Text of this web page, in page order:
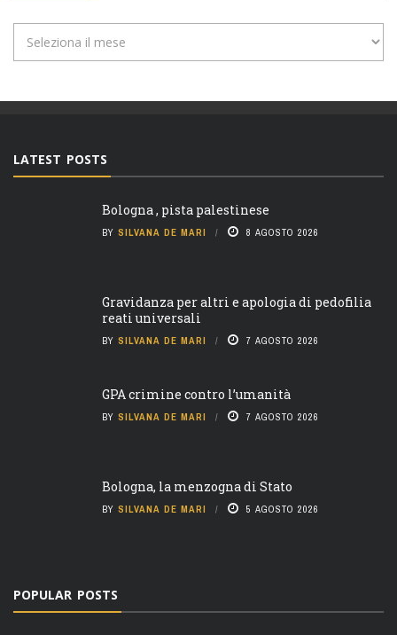
LATEST POSTS
Bologna , pista palestinese
BY SILVANA DE MARI 8 AGOSTO 2026
Gravidanza per altri e apologia di pedofilia
reati universali
BY SILVANA DE MARI 7 AGOSTO 2026
GPA crimine contro l’umanità
BY SILVANA DE MARI 7 AGOSTO 2026
Bologna, la menzogna di Stato
BY SILVANA DE MARI 5 AGOSTO 2026
POPULAR POSTS